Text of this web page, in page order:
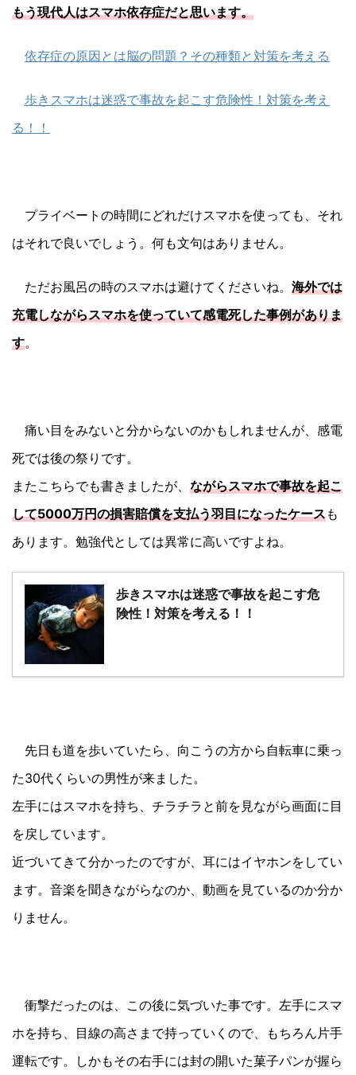
もう現代人はスマホ依存症だと思います。
依存症の原因とは脳の問題？その種類と対策を考える
歩きスマホは迷惑で事故を起こす危険性！対策を考え
る！！
プライベートの時間にどれだけスマホを使っても、それ
はそれで良いでしょう。何も文句はありません。
ただお風呂の時のスマホは避けてくださいね。 海外では
充電しながらスマホを使っていて感電死した事例がありま
す。
痛い目をみないと分からないのかもしれませんが、感電
死では後の祭りです。
またこちらでも書きましたが、 ながらスマホで事故を起こ
して5000万円の損害賠償を支払う羽目になったケースも
あります。勉強代としては異常に高いですよね。
歩きスマホは迷惑で事故を起こす危
険性！対策を考える！！
先日も道を歩いていたら、向こうの方から自転車に乗っ
た30代くらいの男性が来ました。
左手にはスマホを持ち、チラチラと前を見ながら画面に目
を戻しています。
近づいてきて分かったのですが、耳にはイヤホンをしてい
ます。音楽を聞きながらなのか、動画を見ているのか分か
りません。
衝撃だったのは、この後に気づいた事です。左手にスマ
ホを持ち、目線の高さまで持っていくので、もちろん片手
運転です。しかもその右手には封の開いた菓子パンが握ら